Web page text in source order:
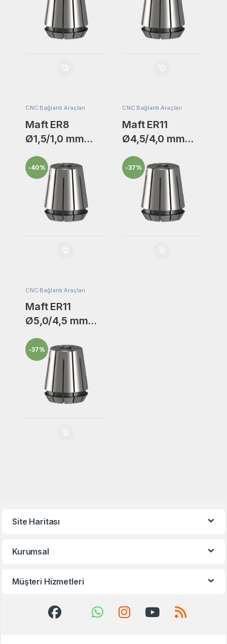
Pensi.
Pensi.
CNC Bağlantı Araçları
Maft ER8
Ø1,5/1,0 mm
Bağlantı
Adaptörü Collet
Pensi.
-40%
CNC Bağlantı Araçları
Maft ER11
Ø4,5/4,0 mm
Bağlantı
Adaptörü Collet
Pensi.
-37%
CNC Bağlantı Araçları
Maft ER11
Ø5,0/4,5 mm
Freze Bıçak
Bağlantı
Adaptörü Collet
Pensi.
-37%
Site Haritası
Kurumsal
Müşteri Hizmetleri